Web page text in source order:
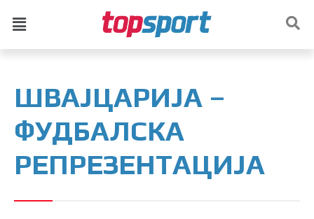
ШВАЈЦАРИЈА –
ФУДБАЛСКА
РЕПРЕЗЕНТАЦИЈА